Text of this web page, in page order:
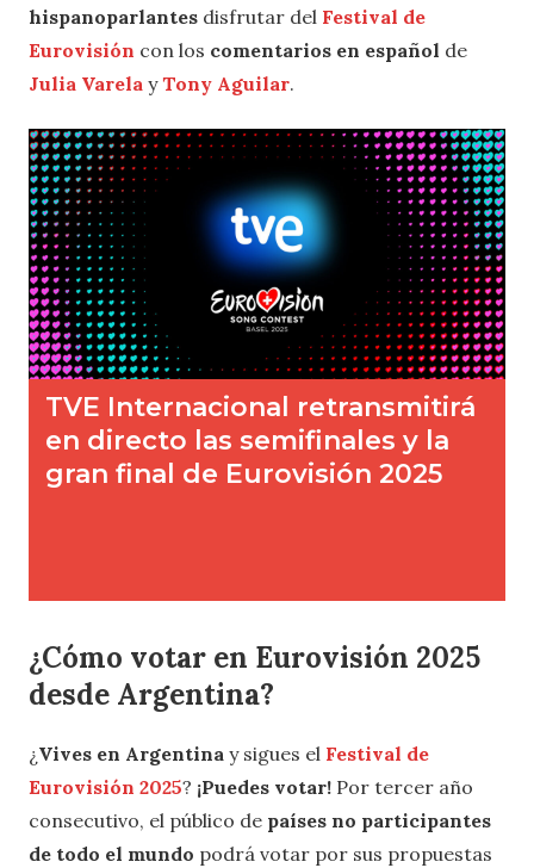
hispanoparlantes disfrutar del Festival de
Eurovisión con los comentarios en español de
Julia Varela y Tony Aguilar.
¿Cómo votar en Eurovisión 2025
desde Argentina?
¿Vives en Argentina y sigues el Festival de
Eurovisión 2025? ¡Puedes votar! Por tercer año
consecutivo, el público de países no participantes
de todo el mundo podrá votar por sus propuestas